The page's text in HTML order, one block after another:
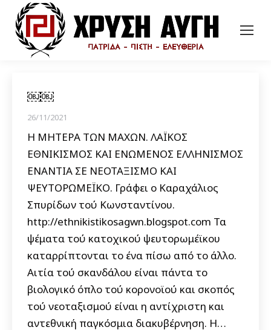
￼￼
26/11/2021
Η ΜΗΤΕΡΑ ΤΩΝ ΜΑΧΩΝ. ΛΑΪΚΟΣ
ΕΘΝΙΚΙΣΜΟΣ ΚΑΙ ΕΝΩΜΕΝΟΣ ΕΛΛΗΝΙΣΜΟΣ
ΕΝΑΝΤΙΑ ΣΕ ΝΕΟΤΑΞΙΣΜΟ ΚΑΙ
ΨΕΥΤΟΡΩΜΕΪΚΟ. Γράφει ο Καραχάλιος
Σπυρίδων τού Κωνσταντίνου.
http://ethnikistikosagwn.blogspot.com Τα
ψέματα τού κατοχικού ψευτορωμέϊκου
καταρρίπτονται το ένα πίσω από το άλλο.
Αιτία τού σκανδάλου είναι πάντα το
βιολογικό όπλο τού κορονοϊού και σκοπός
τού νεοταξισμού είναι η αντίχριστη και
αντεθνική παγκόσμια διακυβέρνηση. Η…